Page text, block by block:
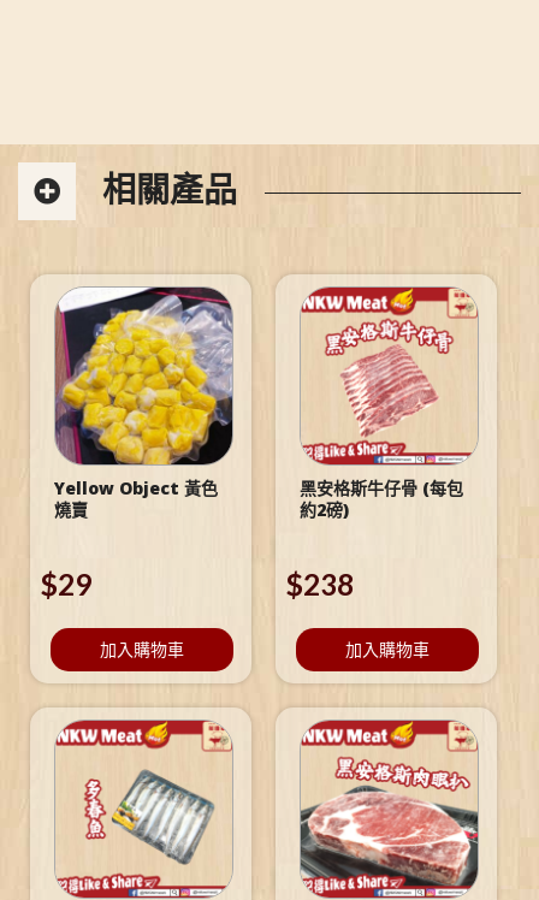
相關產品
Yellow Object 黃色
燒賣
$29
加入購物車
黑安格斯牛仔骨 (每包
約2磅)
$238
加入購物車